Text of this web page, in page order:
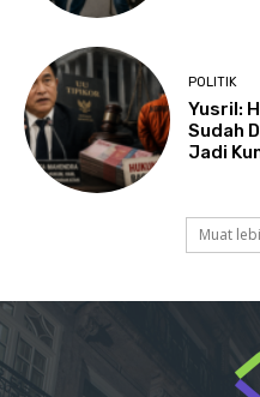
POLITIK
Yusril:
Sudah
Jadi
Muat